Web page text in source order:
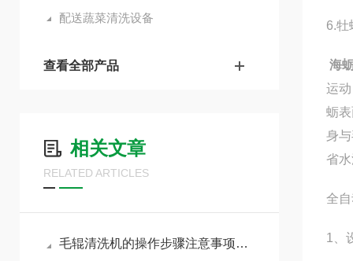
配送蔬菜清洗设备
查看全部产品
相关文章
RELATED ARTICLES
毛辊清洗机的操作步骤注意事项你了解多少呢
6.牡
海
运
蛎
身
省
全
1、